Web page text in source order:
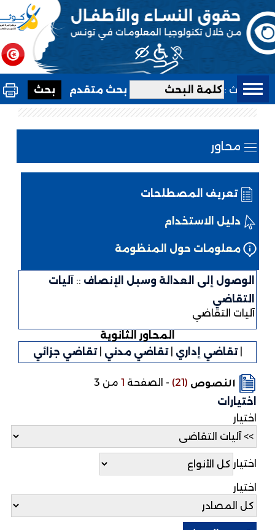
بحث : بحث متقدم
محاور
تعريف المصطلحات
دليل الاستخدام
معلومات حول المنظومة
الوصول إلى العدالة وسبل الإنصاف :: آليات
التقاضي
آليات التقاضي
المحاور الثانوية
تقاضي إداري | تقاضي مدني | تقاضي جزائي
النصوص (21)
-الصفحة1من 3
اختيارات
اختيار
اختيار
اختيار